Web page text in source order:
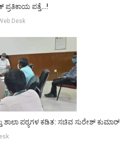
ಪ್ರತಿಕಾಯ ಪತ್ತೆ…!
Desk
ಶಾಲಾ ಪಠ್ಯಗಳ ಕಡಿತ: ಸಚಿವ ಸುರೇಶ್ ಕುಮಾರ್